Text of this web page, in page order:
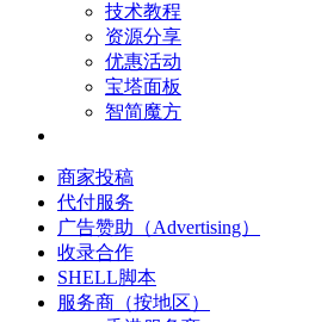
技术教程
资源分享
优惠活动
宝塔面板
智简魔方
商家投稿
代付服务
广告赞助（Advertising）
收录合作
SHELL脚本
服务商（按地区）